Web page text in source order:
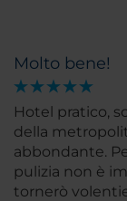
Molto bene!
Hotel pratico,
della
abbondante.
pulizia non è
tornerò